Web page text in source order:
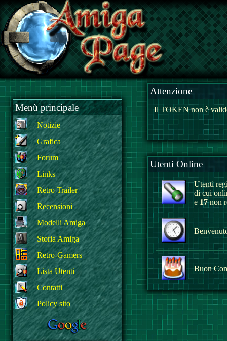
Menù principale
Notizie
Grafica
Forum
Links
Retro Trailer
Recensioni
Modelli Amiga
Storia Amiga
Retro-Gamers
Lista Utenti
Contatti
Policy sito
Attenzione
Il TOKEN non è
Utenti Online
Utenti
di cui
e 17non
Buon